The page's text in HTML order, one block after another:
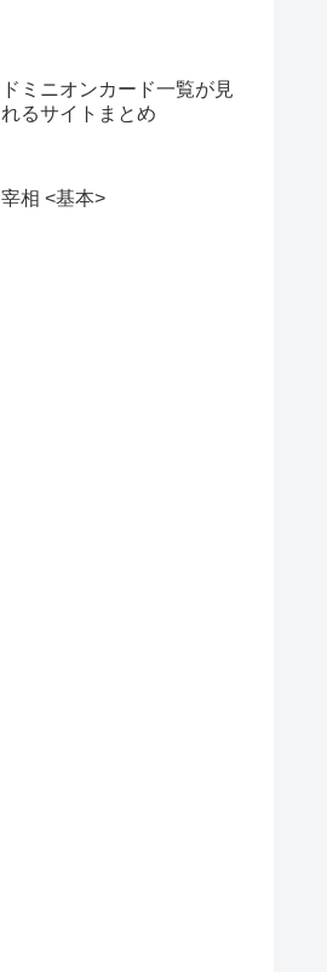
ドミニオンカード一覧が見
れるサイトまとめ
宰相 <基本>